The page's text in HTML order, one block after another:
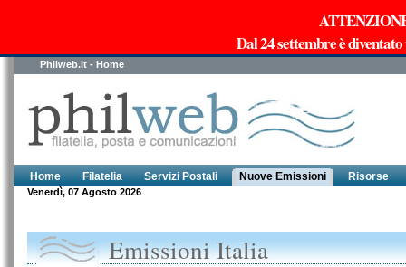
Dal 24 settembre è
Philweb.it - Home
Home Filatelia Servizi Postali Nuove Emissioni Risorse
Venerdì, 07 Agosto 2026
Emissioni Italia